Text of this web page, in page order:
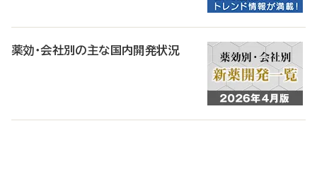
薬効・会社別の主な国内開発状況